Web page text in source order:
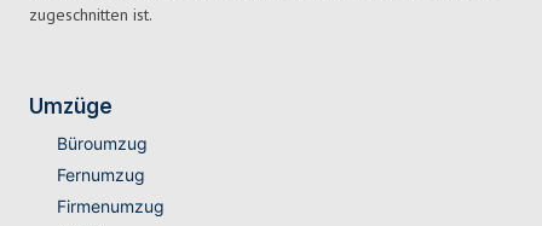
zugeschnitten ist.
Umzüge
Büroumzug
Fernumzug
Firmenumzug